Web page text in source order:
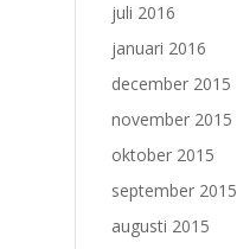
juli 2016
januari 2016
december 2015
november 2015
oktober 2015
september 2015
augusti 2015